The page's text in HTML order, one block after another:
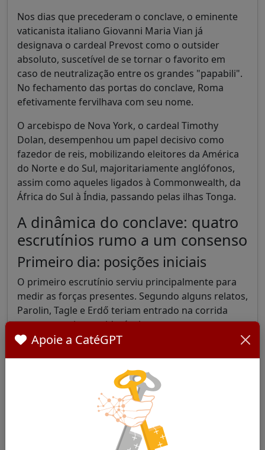
Nos dias que precederam o conclave, o eminente
vaticanista italiano Giovanni Maria Vian já
designava o cardeal Prevost como o outsider
absoluto, suscetível de se tornar o favorito em
caso de neutralização entre os grandes "papabili".
No fechamento das portas do conclave, Roma
efetivamente fervilhava com seu nome.
O arcebispo de Nova York, o cardeal Timothy
Dolan, desempenhou um papel decisivo como
fazedor de reis, mobilizando eleitores da América
do Norte e do Sul, majoritariamente anglófonos,
assim como aqueles ligados à Commonwealth, da
África do Sul à Índia, passando pelas ilhas Tonga.
A dinâmica do conclave: quatro
escrutínios rumo a um consenso
Primeiro dia: posições iniciais
O primeiro escrutínio serviu principalmente para
medir as forças presentes. Segundo alguns relatos,
Parolin, Tagle e Erdő teriam entrado na corrida
com um apoio considerável:
Pietro Parolin: aproximadamente 40-45 votos
Luis Antonio Tagle: aproximadamente 25 votos
Péter Erdő: aproximadamente 20 votos
Contrariamente às primeiras estimativas que lhe
atribuíam apenas uma dezena de votos, Prevost
teria na realidade recolhido um número
significativo de sufrágios desde este primeiro
Apoie a CatéGPT